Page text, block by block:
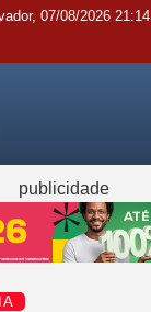
07/08/2026 21:14
publicidade